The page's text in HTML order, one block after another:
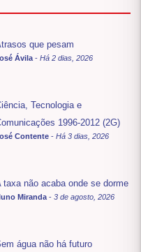
que pesam
Ávila - Há 2 dias, 2026
Tecnologia e
1996-2012 (2G)
Contente - Há 3 dias, 2026
taxa não acaba onde se dorme
Miranda - 3 de agosto, 2026
água não há futuro